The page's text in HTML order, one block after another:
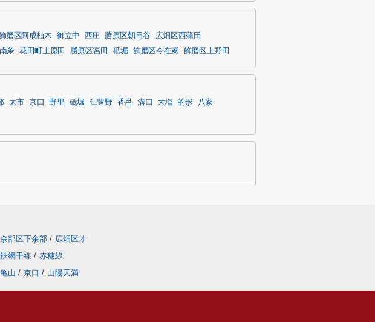
磨区阿成植木 御立中 西庄 勝原区朝日谷
広畑区西蒲田
南条 花田町上原田 勝原区宮田 砥堀 飾磨区今在家 飾磨区上野田
太市 京口 野里 砥堀 仁豊野 香呂 溝口 大塩 的形
八家
余部区下余部 / 広畑区才
網干線 / 赤穂線
亀山 / 京口 / 山陽天満